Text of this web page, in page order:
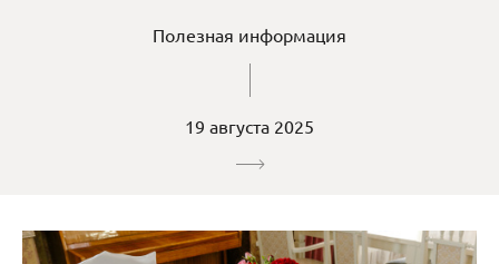
Полезная информация
19 августа 2025